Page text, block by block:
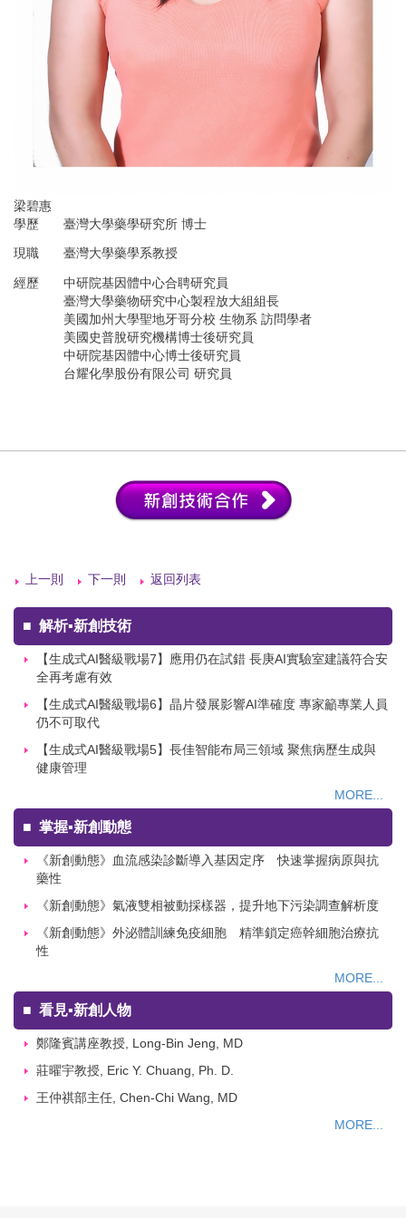
梁碧惠
學歷
臺灣大學藥學研究所 博士
現職
臺灣大學藥學系教授
經歷
中研院基因體中心合聘研究員
臺灣大學藥物研究中心製程放大組組長
美國加州大學聖地牙哥分校 生物系 訪問學者
美國史普脫研究機構博士後研究員
中研院基因體中心博士後研究員
台耀化學股份有限公司 研究員
上一則 下一則 返回列表
■ 解析▪新創技術
【生成式AI醫級戰場7】應用仍在試錯 長庚AI實驗室建議符合安
全再考慮有效
【生成式AI醫級戰場6】晶片發展影響AI準確度 專家籲專業人員
仍不可取代
【生成式AI醫級戰場5】長佳智能布局三領域 聚焦病歷生成與
健康管理
MORE...
■ 掌握▪新創動態
《新創動態》血流感染診斷導入基因定序 快速掌握病原與抗
藥性
《新創動態》氣液雙相被動採樣器，提升地下污染調查解析度
《新創動態》外泌體訓練免疫細胞 精準鎖定癌幹細胞治療抗
性
MORE...
■ 看見▪新創人物
鄭隆賓講座教授, Long-Bin Jeng, MD
莊曜宇教授, Eric Y. Chuang, Ph. D.
王仲祺部主任, Chen-Chi Wang, MD
MORE...